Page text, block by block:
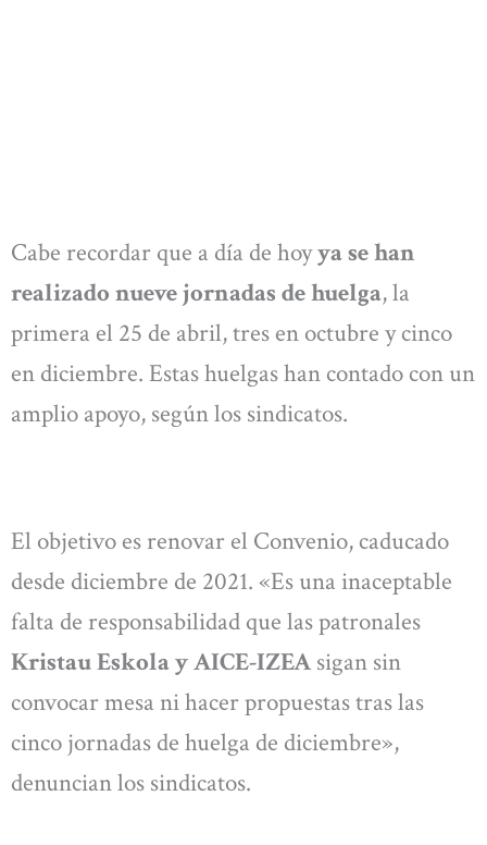
Cabe recordar que a día de hoyya se han
realizado nueve jornadas de huelga, la
primera el 25 de abril, tres en octubre y cinco
en diciembre. Estas huelgas han contado con un
amplio apoyo, según los sindicatos.
El objetivo es renovar el Convenio, caducado
desde diciembre de 2021. «Es una inaceptable
falta de responsabilidad que las patronales
Kristau Eskola y AICE-IZEA sigan sin
convocar mesa ni hacer propuestas tras las
cinco jornadas de huelga de diciembre»,
denuncian los sindicatos.